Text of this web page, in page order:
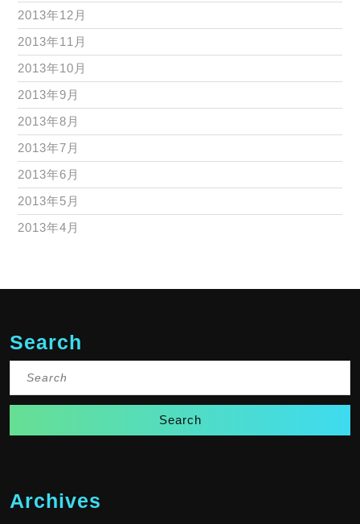
2013年12月
2013年11月
2013年10月
2013年9月
2013年8月
2013年7月
2013年6月
2013年5月
2013年4月
Search
Archives